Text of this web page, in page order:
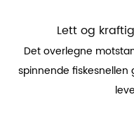
Lett og
Det overlegne
spinnende fiskesnellen